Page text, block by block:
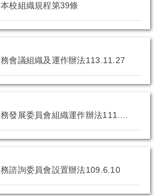
校組織規程第39條
會議組織及運作辦法113.11.27
國立東華大學校務發展委員會組織運作辦法111.11.23
諮詢委員會設置辦法109.6.10